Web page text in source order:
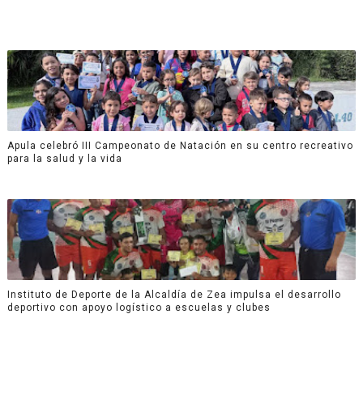
Apula celebró III Campeonato de Natación en su centro recreativo
para la salud y la vida
Instituto de Deporte de la Alcaldía de Zea impulsa el desarrollo
deportivo con apoyo logístico a escuelas y clubes